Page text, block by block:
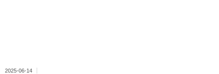
2025-06-14